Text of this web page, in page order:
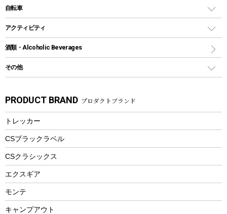
グランドシート
ガイドロープ
ツール
焚き火台&ストーブ
火起こし
バーベキューツール
クッキングツール
ナイフ
カトラリー
マグカップ、カップ
ステンレスボトル
フードボトル
トレー
ランチョンマット
ランチボックス
ディズニーボトル
保冷剤
リュック、バックパック
トートバッグ、サコッシュ
ショッピングキャリー
その他アウトドア雑貨
スプレー関係
ツール、他
インフレータブル
カヤック
パドル
ヘルメット
エアーポンプ
アクセサリー
自転車
折りたたみ自転車
スポーツサイクル
シティサイクル
自転車ウェア
アクティビティ
マリン
ラッシュガード
パラソル
フローティングベスト
ヘルメット
エアーポンプ
ビーチテント
ウィンター
スノーシュー
酒類・Alcoholic Beverages
その他
湯たんぽ
防災用品
PRODUCT BRAND プロダクトブランド
トレッカー
CSブラックラベル
CSクラシックス
エクスギア
モンテ
キャンプアウト